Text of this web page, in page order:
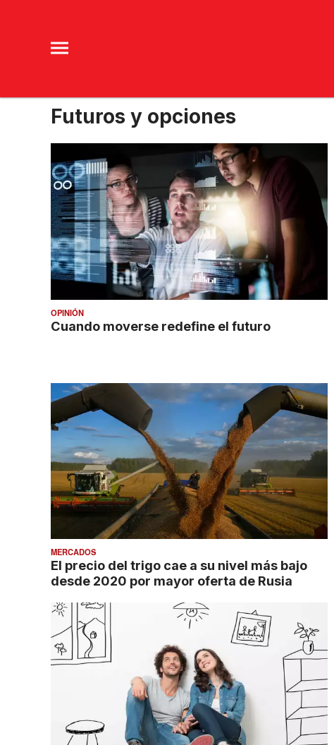
Futuros y opciones
OPINIÓN
Cuando moverse redefine el futuro
MERCADOS
El precio del trigo cae a su nivel más bajo
desde 2020 por mayor oferta de Rusia